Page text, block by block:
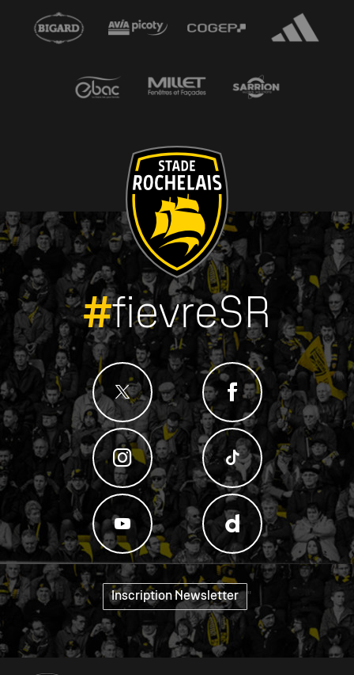
#fievreSR
Inscription Newsletter "